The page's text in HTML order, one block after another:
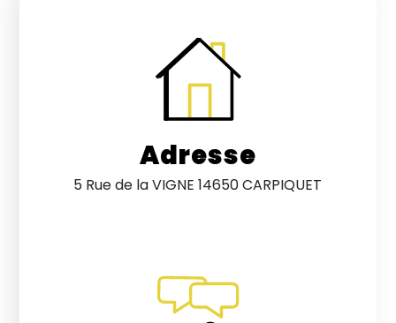
Adresse
5 Rue de la VIGNE 14650 CARPIQUET